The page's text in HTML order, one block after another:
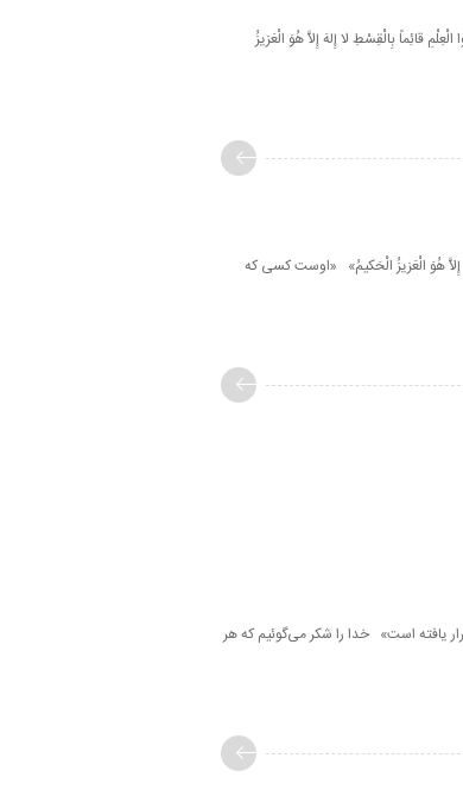
الْعِلْمِ قائِماً بِالْقِسْطِ لا إِلهَ إِلاَّ هُوَ الْعَزیزُ
إِلهَ إِلاَّ هُوَ الْعَزیزُ الْحَکیمُ» «اوست کسى که
یافته است» خدا را شکر می‌گوئیم که هر